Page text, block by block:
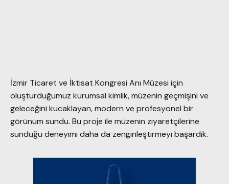
İzmir Ticaret ve İktisat Kongresi Anı Müzesi için
oluşturduğumuz kurumsal kimlik, müzenin geçmişini ve
geleceğini kucaklayan, modern ve profesyonel bir
görünüm sundu. Bu proje ile müzenin ziyaretçilerine
sunduğu deneyimi daha da zenginleştirmeyi başardık.